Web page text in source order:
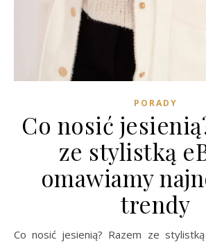
PORADY
Co nosić
ze stylistką
omawiamy
trendy
Co nosić jesienią? Razem ze stylistką eButik omawiamy